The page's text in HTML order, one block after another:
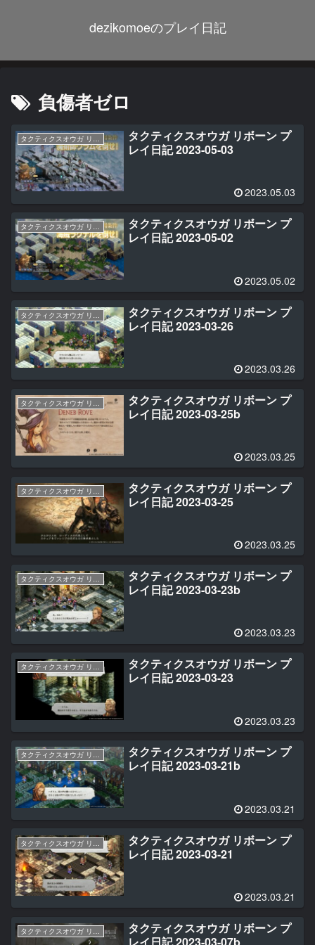
dezikomoeのプレイ日記
負傷者ゼロ
タクティクスオウガ リボーン
タクティクスオウガ リボーン プ
レイ日記 2023-05-03
2023.05.03
タクティクスオウガ リボーン
タクティクスオウガ リボーン プ
レイ日記 2023-05-02
2023.05.02
タクティクスオウガ リボーン プ
レイ日記 2023-03-26
2023.03.26
タクティクスオウガ リボーン プ
レイ日記 2023-03-25b
2023.03.25
タクティクスオウガ リボーン
タクティクスオウガ リボーン プ
レイ日記 2023-03-25
2023.03.25
タクティクスオウガ リボーン
タクティクスオウガ リボーン プ
レイ日記 2023-03-23b
2023.03.23
タクティクスオウガ リボーン
タクティクスオウガ リボーン プ
レイ日記 2023-03-23
2023.03.23
タクティクスオウガ リボーン
タクティクスオウガ リボーン プ
レイ日記 2023-03-21b
2023.03.21
タクティクスオウガ リボーン プ
レイ日記 2023-03-21
2023.03.21
タクティクスオウガ リボーン プ
レイ日記 2023-03-07b